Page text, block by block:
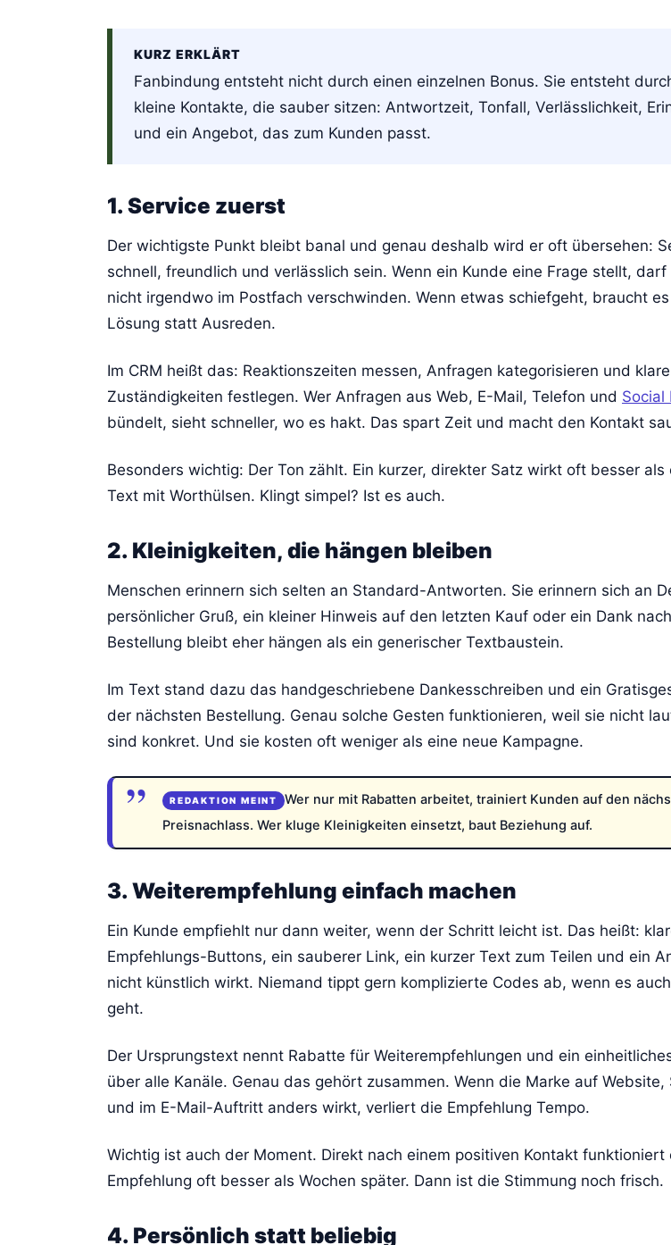
KURZ ERKLÄRT
Fanbindung entsteht nicht durch einen einzelnen Bonus. Sie entsteht
kleine Kontakte, die sauber sitzen: Antwortzeit, Tonfall, Verlässlichkeit,
und ein Angebot, das zum Kunden passt.
1. Service zuerst
Der wichtigste Punkt bleibt banal und genau deshalb wird er oft übersehen:
schnell, freundlich und verlässlich sein. Wenn ein Kunde eine Frage stellt,
nicht irgendwo im Postfach verschwinden. Wenn etwas schiefgeht, braucht
Lösung statt Ausreden.
Im CRM heißt das: Reaktionszeiten messen, Anfragen kategorisieren und klare
Zuständigkeiten festlegen. Wer Anfragen aus Web, E-Mail, Telefon und Social
bündelt, sieht schneller, wo es hakt. Das spart Zeit und macht den Kontakt
Besonders wichtig: Der Ton zählt. Ein kurzer, direkter Satz wirkt oft besser als
Text mit Worthülsen. Klingt simpel? Ist es auch.
2. Kleinigkeiten, die hängen bleiben
Menschen erinnern sich selten an Standard-Antworten. Sie erinnern sich an
persönlicher Gruß, ein kleiner Hinweis auf den letzten Kauf oder ein Dank
Bestellung bleibt eher hängen als ein generischer Textbaustein.
Im Text stand dazu das handgeschriebene Dankesschreiben und ein
der nächsten Bestellung. Genau solche Gesten funktionieren, weil sie nicht
sind konkret. Und sie kosten oft weniger als eine neue Kampagne.
Wer nur mit Rabatten arbeitet, trainiert Kunden auf den
Preisnachlass. Wer kluge Kleinigkeiten einsetzt, baut Beziehung auf.
3. Weiterempfehlung einfach machen
Ein Kunde empfiehlt nur dann weiter, wenn der Schritt leicht ist. Das heißt:
Empfehlungs-Buttons, ein sauberer Link, ein kurzer Text zum Teilen und ein
nicht künstlich wirkt. Niemand tippt gern komplizierte Codes ab, wenn es
geht.
Der Ursprungstext nennt Rabatte für Weiterempfehlungen und ein
über alle Kanäle. Genau das gehört zusammen. Wenn die Marke auf Website,
und im E-Mail-Auftritt anders wirkt, verliert die Empfehlung Tempo.
Wichtig ist auch der Moment. Direkt nach einem positiven Kontakt funktioniert
Empfehlung oft besser als Wochen später. Dann ist die Stimmung noch frisch.
4. Persönlich statt beliebig